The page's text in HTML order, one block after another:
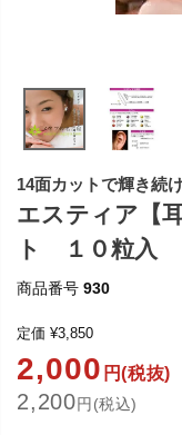
14面カットで輝き続
エスティア【
ト １０粒入
商品番号 930
定価 ¥3,850
2,000 円(税抜)
2,200円(税込)